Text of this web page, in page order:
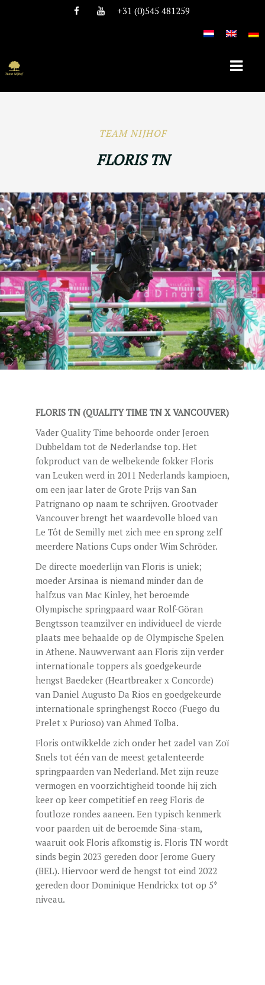
+31 (0)545 481259
TEAM
VACATURES
DEKHENGSTEN
DEKGELDEN
VIDEO’S
EU-STATION
ICSI
ALGEMENE VOORWAARDEN
BESTELFORMULIER
NIEUWS
TEAM NIJHOF MARKET
CONTACT
TEAM NIJHOF
FLORIS TN
FLORIS TN (QUALITY TIME TN X VANCOUVER)
Vader Quality Time behoorde onder Jeroen
Dubbeldam tot de Nederlandse top. Het
fokproduct van de welbekende fokker Floris
van Leuken werd in 2011 Nederlands kampioen,
om een jaar later de Grote Prijs van San
Patrignano op naam te schrijven. Grootvader
Vancouver brengt het waardevolle bloed van
Le Tôt de Semilly met zich mee en sprong zelf
meerdere Nations Cups onder Wim Schröder.
De directe moederlijn van Floris is uniek;
moeder Arsinaa is niemand minder dan de
halfzus van Mac Kinley, het beroemde
Olympische springpaard waar Rolf-Göran
Bengtsson teamzilver en individueel de vierde
plaats mee behaalde op de Olympische Spelen
in Athene. Nauwverwant aan Floris zijn verder
internationale toppers als goedgekeurde
hengst Baedeker (Heartbreaker x Concorde)
van Daniel Augusto Da Rios en goedgekeurde
internationale springhengst Rocco (Fuego du
Prelet x Purioso) van Ahmed Tolba.
Floris ontwikkelde zich onder het zadel van Zoï
Snels tot één van de meest getalenteerde
springpaarden van Nederland. Met zijn reuze
vermogen en voorzichtigheid toonde hij zich
keer op keer competitief en reeg Floris de
foutloze rondes aaneen. Een typisch kenmerk
voor paarden uit de beroemde Sina-stam,
waaruit ook Floris afkomstig is. Floris TN wordt
sinds begin 2023 gereden door Jerome Guery
(BEL). Hiervoor werd de hengst tot eind 2022
gereden door Dominique Hendrickx tot op 5*
niveau.